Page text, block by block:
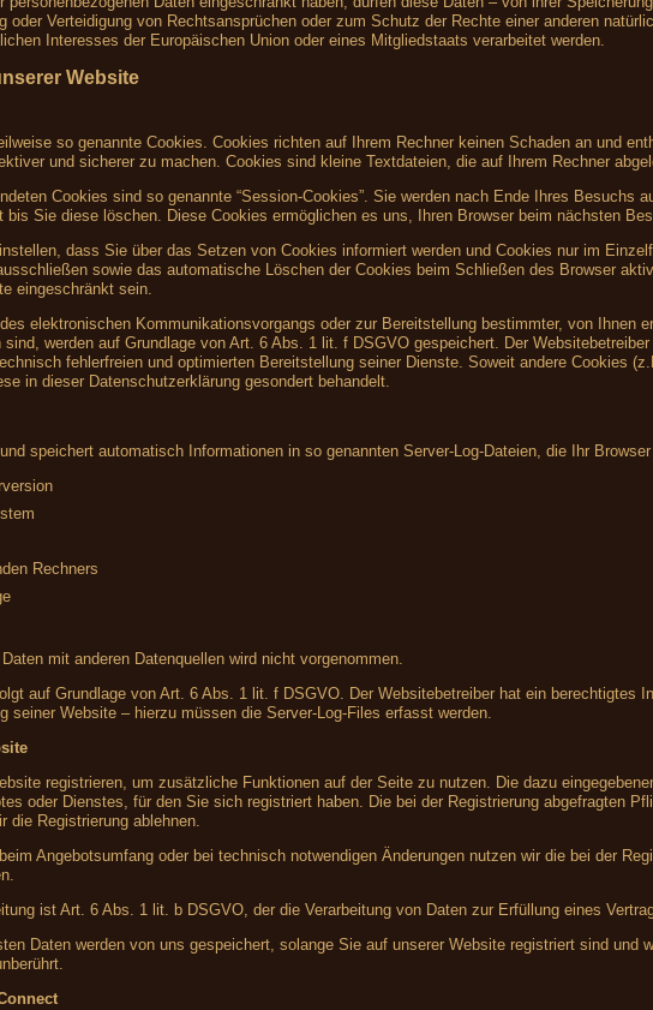
oder Verteidigung von Rechtsansprüchen oder zum Schutz der Rechte einer anderen
Interesses der Europäischen Union oder eines Mitgliedstaats verarbeitet werden.
Website
so genannte Cookies. Cookies richten auf Ihrem Rechner keinen Schaden an und
und sicherer zu machen. Cookies sind kleine Textdateien, die auf Ihrem Rechner
Cookies sind so genannte “Session-Cookies”. Sie werden nach Ende Ihres Besuchs
bis Sie diese löschen. Diese Cookies ermöglichen es uns, Ihren Browser beim nächsten
dass Sie über das Setzen von Cookies informiert werden und Cookies nur im
sowie das automatische Löschen der Cookies beim Schließen des Browser
eingeschränkt sein.
elektronischen Kommunikationsvorgangs oder zur Bereitstellung bestimmter, von Ihnen
sind, werden auf Grundlage von Art. 6 Abs. 1 lit. f DSGVO gespeichert. Der
fehlerfreien und optimierten Bereitstellung seiner Dienste. Soweit andere Cookies
in dieser Datenschutzerklärung gesondert behandelt.
speichert automatisch Informationen in so genannten Server-Log-Dateien, die Ihr
Rechners
mit anderen Datenquellen wird nicht vorgenommen.
auf Grundlage von Art. 6 Abs. 1 lit. f DSGVO. Der Websitebetreiber hat ein berechtigtes
seiner Website – hierzu müssen die Server-Log-Files erfasst werden.
registrieren, um zusätzliche Funktionen auf der Seite zu nutzen. Die dazu
oder Dienstes, für den Sie sich registriert haben. Die bei der Registrierung abgefragten
die Registrierung ablehnen.
Angebotsumfang oder bei technisch notwendigen Änderungen nutzen wir die bei der
ist Art. 6 Abs. 1 lit. b DSGVO, der die Verarbeitung von Daten zur Erfüllung eines
Daten werden von uns gespeichert, solange Sie auf unserer Website registriert sind und